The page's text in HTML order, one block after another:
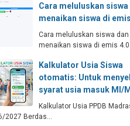
Cara meluluskan siswa
menaikan siswa di
Cara meluluskan siswa dan
menaikan siswa di emis
Kalkulator Usia Siswa
otomatis: Untuk
syarat usia masuk MI/
Kalkulator Usia PPDB
2027 Berdas…